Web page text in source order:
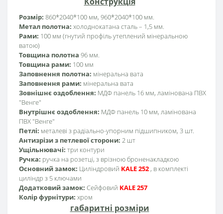
Розмір: 860*2040*100 мм, 960*2040*100 мм.
Метал полотна: холоднокатана сталь – 1,5 мм.
Рами: 100 мм (гнутий профіль утеплений мінеральною
ватою)
Товщина полотна 96 мм.
Товщина рами: 100 мм
Заповнення полотна: мінеральна вата
Заповнення рами: мінеральна вата
Зовнішнє оздоблення: МДФ панель 16 мм, ламінована ПВХ
"Венге"
Внутрішнє оздоблення: МДФ панель 10 мм, ламінована
ПВХ "Венге"
Петлі: металеві з радіально-упорним підшипником, 3 шт.
Антизрізи з петлевої сторони: 2 шт
Ущільнювачі: три контури
Ручка: ручка на розетці, з врізною броненакладкою
Основний замок: Циліндровий KALE 252 , в комплекті
циліндр з 5 ключами
Додатковий замок: Сейфовий KALE 257
Колір фурнітури: хром
габаритні розміри